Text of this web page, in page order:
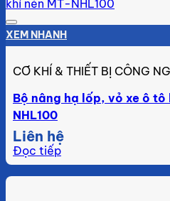
XEM NHANH
CƠ KHÍ & THIẾT BỊ CÔNG
Bộ nâng hạ lốp, vỏ xe ô tô
NHL100
Liên hệ
Đọc tiếp